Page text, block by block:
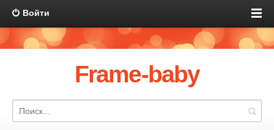
Войти
Frame-baby